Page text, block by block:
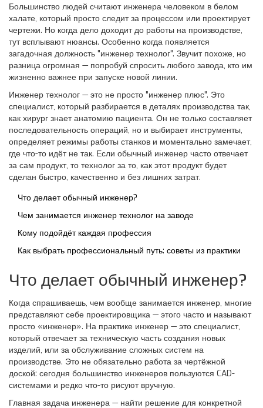
Большинство людей считают инженера человеком в белом
халате, который просто следит за процессом или проектирует
чертежи. Но когда дело доходит до работы на производстве,
тут всплывают нюансы. Особенно когда появляется
загадочная должность "инженер технолог". Звучит похоже, но
разница огромная — попробуй спросить любого завода, кто им
жизненно важнее при запуске новой линии.
Инженер технолог — это не просто "инженер плюс". Это
специалист, который разбирается в деталях производства так,
как хирург знает анатомию пациента. Он не только составляет
последовательность операций, но и выбирает инструменты,
определяет режимы работы станков и моментально замечает,
где что-то идёт не так. Если обычный инженер часто отвечает
за сам продукт, то технолог за то, как этот продукт будет
сделан быстро, качественно и без лишних затрат.
Что делает обычный инженер?
Чем занимается инженер технолог на заводе
Кому подойдёт каждая профессия
Как выбрать профессиональный путь: советы из практики
Что делает обычный инженер?
Когда спрашиваешь, чем вообще занимается инженер, многие
представляют себе проектировщика — этого часто и называют
просто «инженер». На практике инженер — это специалист,
который отвечает за техническую часть создания новых
изделий, или за обслуживание сложных систем на
производстве. Это не обязательно работа за чертёжной
доской: сегодня большинство инженеров пользуются CAD-
системами и редко что-то рисуют вручную.
Главная задача инженера — найти решение для конкретной